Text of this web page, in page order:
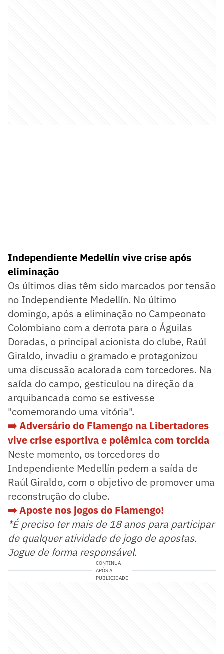
Independiente Medellín vive crise após
eliminação
Os últimos dias têm sido marcados por tensão
no Independiente Medellín. No último
domingo, após a eliminação no Campeonato
Colombiano com a derrota para o Águilas
Doradas, o principal acionista do clube, Raúl
Giraldo, invadiu o gramado e protagonizou
uma discussão acalorada com torcedores. Na
saída do campo, gesticulou na direção da
arquibancada como se estivesse
"comemorando uma vitória".
➡️ Adversário do Flamengo na Libertadores
vive crise esportiva e polêmica com torcida
Neste momento, os torcedores do
Independiente Medellín pedem a saída de
Raúl Giraldo, com o objetivo de promover uma
reconstrução do clube.
➡️ Aposte nos jogos do Flamengo!
*É preciso ter mais de 18 anos para participar
de qualquer atividade de jogo de apostas.
Jogue de forma responsável.
CONTINUA
APÓS A
PUBLICIDADE